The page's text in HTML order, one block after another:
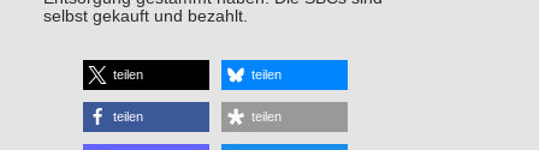
selbst gekauft und bezahlt.
teilen teilen
teilen teilen